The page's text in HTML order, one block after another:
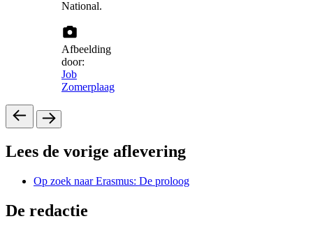
National.
Afbeelding
door:
Job
Zomerplaag
Lees de vorige aflevering
Op zoek naar Erasmus: De proloog
De redactie